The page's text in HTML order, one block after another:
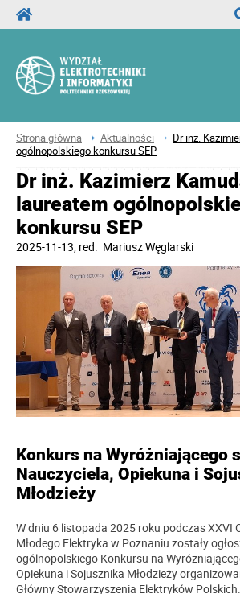
Strona główna Aktualności
Dr inż.
ogólnopolskiego konkursu SEP
Dr inż. Kazimierz
laureatem
konkursu SEP
2025-11-13, red. Mariusz Węglarski
Konkurs na Wyróżniającego
Nauczyciela, Opiekuna i
Młodzieży
W dniu 6 listopada 2025 roku podczas XXVI
Młodego Elektryka w Poznaniu zostały
ogólnopolskiego Konkursu na
Opiekuna i Sojusznika Młodzieży
Główny Stowarzyszenia Elektryków